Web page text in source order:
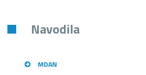
Navodila
MDAN